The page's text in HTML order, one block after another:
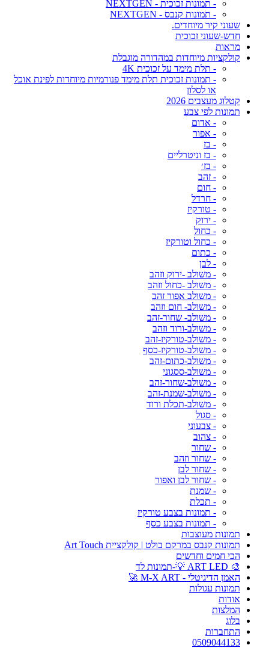
- תמונות זכוכית - NEXTGEN
- תמונות קנבס - NEXTGEN
שעוני קיר מיוחדים.
חדש-שעוני זכוכית
מראות
קולקציות מיוחדות במהדורה מוגבלת
- תלת מימד על זכוכית 4K
- תמונות זכוכית תלת מימד פנורמיות מיוחדות לפינת אוכל
או לסלון
קטלוג מעצבים 2026
תמונות לפי צבע
- אדום
- אפור
- בז
- בז וניטרליים
- בז׳
- זהב
- חום
- חרדל
- טורקיז
- ירוק
- כחול
- כחול וטורקיז
- כתום
- לבן
- משולב -ירוק וזהב
- משולב -כחול וזהב
- משולב אפור זהב
- משולב- חום וזהב
- משולב- שחור-זהב
- משולב-ורוד וזהב
- משולב-טורקיז-זהב
- משולב-טורקיז-כסף
- משולב-כתום-זהב
- משולב-ססגוני
- משולב-שחור-זהב
- משולב-שמנת-זהב
- משולב-תכלת ורוד
- סגול
- צבעוני
- צהוב
- שחור
- שחור וזהב
- שחור לבן
- שחור לבן ואפור
- שמנת
- תכלת
- תמונות בצבע טורקיז
- תמונות בצבע כסף
תמונות מעוצבות
תמונות קנבס במרקם בולט | קולקציית Art Touch
הכי חמים וחדשים
🎨 ART LED 💡-תמונות לד
האמן הדיגיטלי - M-X ART 🚀
תמונות עגולות
אודות
המלצות
בלוג
התחברות
0509044133